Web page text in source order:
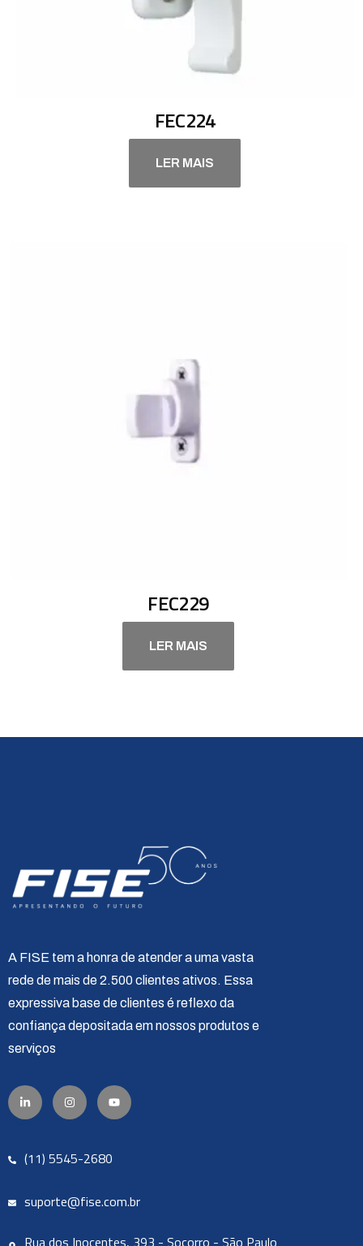
FEC224
LER MAIS
FEC229
LER MAIS
A FISE tem a honra de atender a uma vasta
rede de mais de 2.500 clientes ativos. Essa
expressiva base de clientes é reflexo da
confiança depositada em nossos produtos e
serviços
(11) 5545-2680
suporte@fise.com.br
Rua dos Inocentes, 393 - Socorro - São Paulo